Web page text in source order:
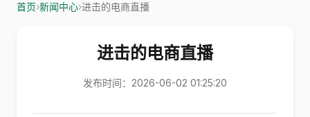
首页›新闻中心›进击的电商直播
进击的电商直播
发布时间：2026-06-02 01:25:20